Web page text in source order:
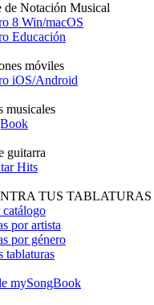
de Notación Musical
8 Win/macOS
Educación
móviles
iOS/Android
musicales
guitarra
Hits
TUS TABLATURAS
por artista
por género
tablaturas
mySongBook